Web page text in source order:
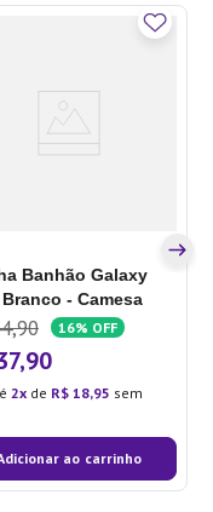
Banhão Galaxy
- Camesa
,90 16% OFF
,90
2 de R$ 18,95 sem
ao carrinho